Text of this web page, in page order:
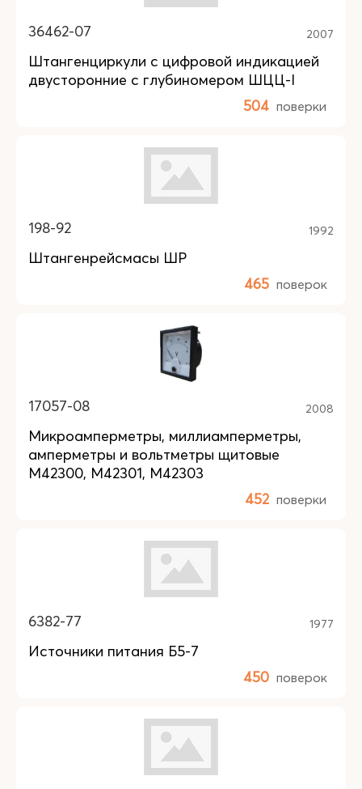
36462-07 2007
Штангенциркули с цифровой индикацией
двусторонние с глубиномером ШЦЦ-I
504 поверки
198-92 1992
Штангенрейсмасы ШР
465 поверок
17057-08 2008
Микроамперметры, миллиамперметры,
амперметры и вольтметры щитовые
М42300, М42301, М42303
452 поверки
6382-77 1977
Источники питания Б5-7
450 поверок